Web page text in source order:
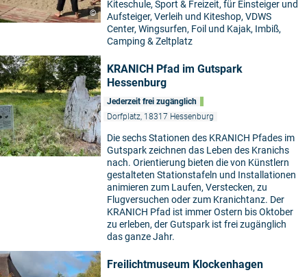
©
Kiteschule, Sport & Freizeit, für Einsteiger und
Aufsteiger, Verleih und Kiteshop, VDWS
Center, Wingsurfen, Foil und Kajak, Imbiß,
Camping & Zeltplatz
KRANICH Pfad im Gutspark
Hessenburg
Jederzeit frei zugänglich
Dorfplatz, 18317 Hessenburg
Die sechs Stationen des KRANICH Pfades im
Gutspark zeichnen das Leben des Kranichs
nach. Orientierung bieten die von Künstlern
gestalteten Stationstafeln und Installationen
animieren zum Laufen, Verstecken, zu
Flugversuchen oder zum Kranichtanz. Der
KRANICH Pfad ist immer Ostern bis Oktober
zu erleben, der Gutspark ist frei zugänglich
das ganze Jahr.
Freilichtmuseum Klockenhagen